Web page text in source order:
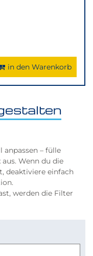
in den Warenkorb
– fülle
Wenn du die
deaktiviere einfach
werden die Filter